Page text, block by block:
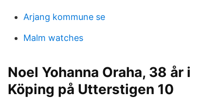
Arjang kommune se
Malm watches
Noel Yohanna Oraha, 38 år i
Köping på Utterstigen 10